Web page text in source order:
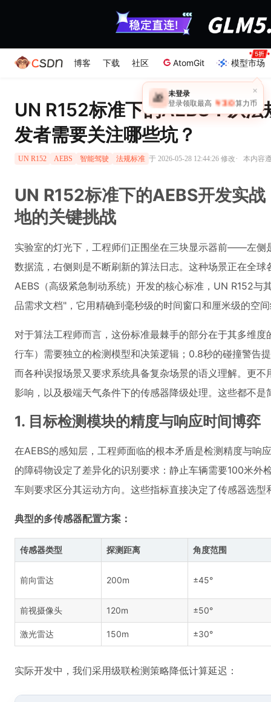
博客 下载 社区 AtomGit 模型市场
×
🎁 未登录
登录领取最高 ￥30 算力币
UN R152标准下的AEBS：从
发者需要关注哪些坑？
UN R152 AEBS 智能驾驶 法规标准 于 2026-05-28 12:44:26 修改· 本内容
UN R152标准下的AEBS开发实
地的关键挑战
实验室的灯光下，工程师们正围坐在三块显示器前——左侧
数据流，右侧则是不断刷新的算法日志。这种场景正在全
AEBS（高级紧急制动系统）开发的核心标准，UN R152与
品需求文档"，它用精确到毫秒级的时间窗口和厘米级的空
对于算法工程师而言，这份标准最棘手的部分在于其多维
行车）需要独立的检测模型和决策逻辑；0.8秒的碰撞警告
而各种误报场景又要求系统具备复杂场景的语义理解。更
影响，以及极端天气条件下的传感器降级处理。这些都不
1. 目标检测模块的精度与响应时间博弈
在AEBS的感知层，工程师面临的根本矛盾是检测精度与
的障碍物设定了差异化的识别要求：静止车辆需要100米外
车则要求区分其运动方向。这些指标直接决定了传感器选型
典型的多传感器配置方案：
传感器类型 探测距离 角度范围
前向雷达 200m ±45°
前视摄像头 120m ±50°
激光雷达 150m ±30°
实际开发中，我们采用级联检测策略降低计算延迟：